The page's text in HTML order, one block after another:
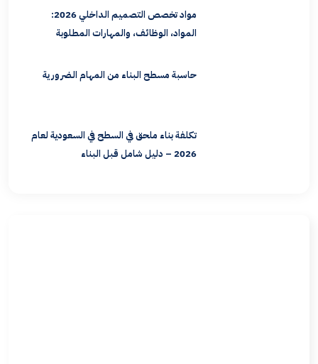
مواد تخصص التصميم الداخلي 2026:
المواد، الوظائف، والمهارات المطلوبة
حاسبة مسطح البناء من المهام الضرورية
تكلفة بناء ملحق في السطح في السعودية لعام
2026 – دليل شامل قبل البناء